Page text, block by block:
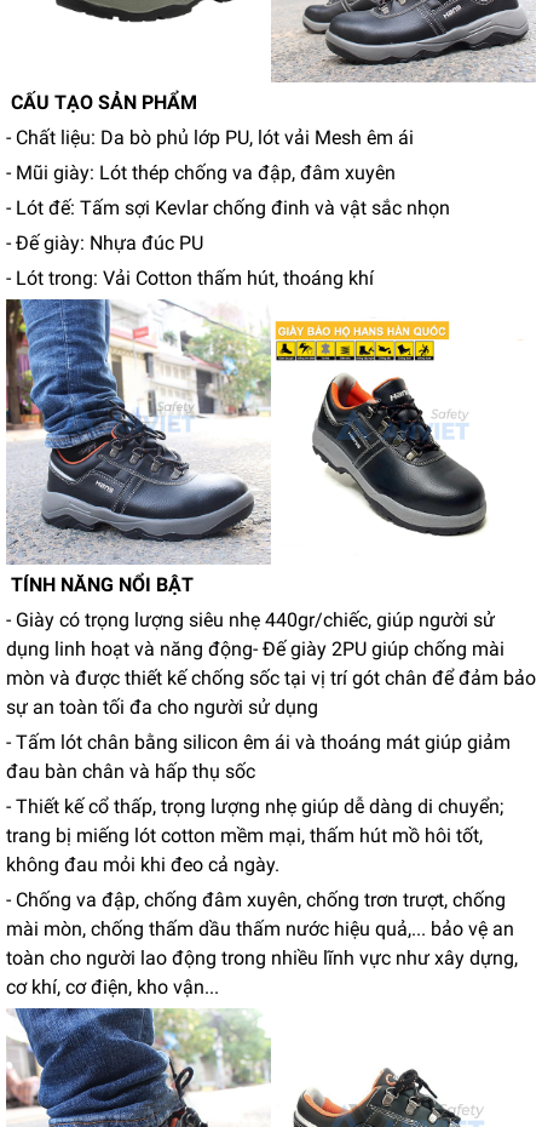
CẤU TẠO SẢN PHẨM
- Chất liệu: Da bò phủ lớp PU, lót vải Mesh êm ái
- Mũi giày: Lót thép chống va đập, đâm xuyên
- Lót đế: Tấm sợi Kevlar chống đinh và vật sắc nhọn
- Đế giày: Nhựa đúc PU
- Lót trong: Vải Cotton thấm hút, thoáng khí
TÍNH NĂNG NỔI BẬT
- Giày có trọng lượng siêu nhẹ 440gr/chiếc, giúp người sử
dụng linh hoạt và năng động- Đế giày 2PU giúp chống mài
mòn và được thiết kế chống sốc tại vị trí gót chân để đảm bảo
sự an toàn tối đa cho người sử dụng
- Tấm lót chân bằng silicon êm ái và thoáng mát giúp giảm
đau bàn chân và hấp thụ sốc
- Thiết kế cổ thấp, trọng lượng nhẹ giúp dễ dàng di chuyển;
trang bị miếng lót cotton mềm mại, thấm hút mồ hôi tốt,
không đau mỏi khi đeo cả ngày.
- Chống va đập, chống đâm xuyên, chống trơn trượt, chống
mài mòn, chống thấm dầu thấm nước hiệu quả,... bảo vệ an
toàn cho người lao động trong nhiều lĩnh vực như xây dựng,
cơ khí, cơ điện, kho vận...